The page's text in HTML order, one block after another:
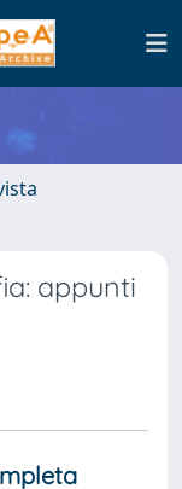
appunti